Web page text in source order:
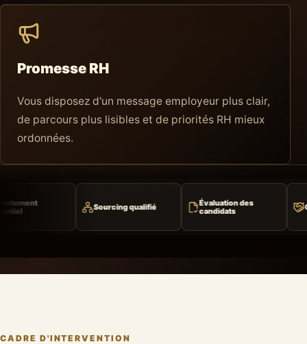
Promesse RH
Vous disposez d'un message employeur plus clair,
de parcours plus lisibles et de priorités RH mieux
ordonnées.
Sourcing qualifié
Évaluation des
candidats
Onboarding
CADRE D'INTERVENTION